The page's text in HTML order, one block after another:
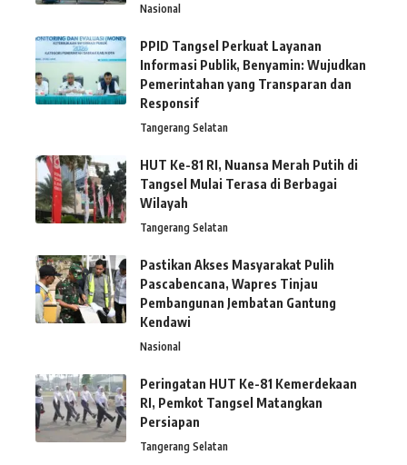
Nasional
PPID Tangsel Perkuat Layanan
Informasi Publik, Benyamin: Wujudkan
Pemerintahan yang Transparan dan
Responsif
Tangerang Selatan
HUT Ke-81 RI, Nuansa Merah Putih di
Tangsel Mulai Terasa di Berbagai
Wilayah
Tangerang Selatan
Pastikan Akses Masyarakat Pulih
Pascabencana, Wapres Tinjau
Pembangunan Jembatan Gantung
Kendawi
Nasional
Peringatan HUT Ke-81 Kemerdekaan
RI, Pemkot Tangsel Matangkan
Persiapan
Tangerang Selatan